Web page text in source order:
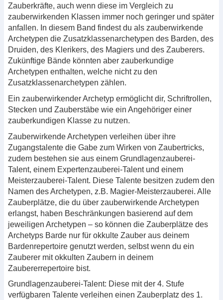
Zauberkräfte, auch wenn diese im Vergleich zu
zauberwirkenden Klassen immer noch geringer und später
anfallen. In diesem Band findest du als zauberwirkende
Archetypen die Zusatzklassenarchetypen des Barden, des
Druiden, des Klerikers, des Magiers und des Zauberers.
Zukünftige Bände könnten aber zauberkundige
Archetypen enthalten, welche nicht zu den
Zusatzklassenarchetypen zählen.
Ein zauberwirkender Archetyp ermöglicht dir, Schriftrollen,
Stecken und Zauberstäbe wie ein Angehöriger einer
zauberkundigen Klasse zu nutzen.
Zauberwirkende Archetypen verleihen über ihre
Zugangstalente die Gabe zum Wirken von Zaubertricks,
zudem bestehen sie aus einem Grundlagenzauberei-
Talent, einem Expertenzauberei-Talent und einem
Meisterzauberei-Talent. Diese Talente besitzen zudem den
Namen des Archetypen, z.B. Magier-Meisterzauberei. Alle
Zauberplätze, die du über zauberwirkende Archetypen
erlangst, haben Beschränkungen basierend auf dem
jeweiligen Archetypen – so können die Zauberplätze des
Archetyps Barde nur für okkulte Zauber aus deinem
Bardenrepertoire genutzt werden, selbst wenn du ein
Zauberer mit okkulten Zaubern in deinem
Zaubererrepertoire bist.
Grundlagenzauberei-Talent: Diese mit der 4. Stufe
verfügbaren Talente verleihen einen Zauberplatz des 1.